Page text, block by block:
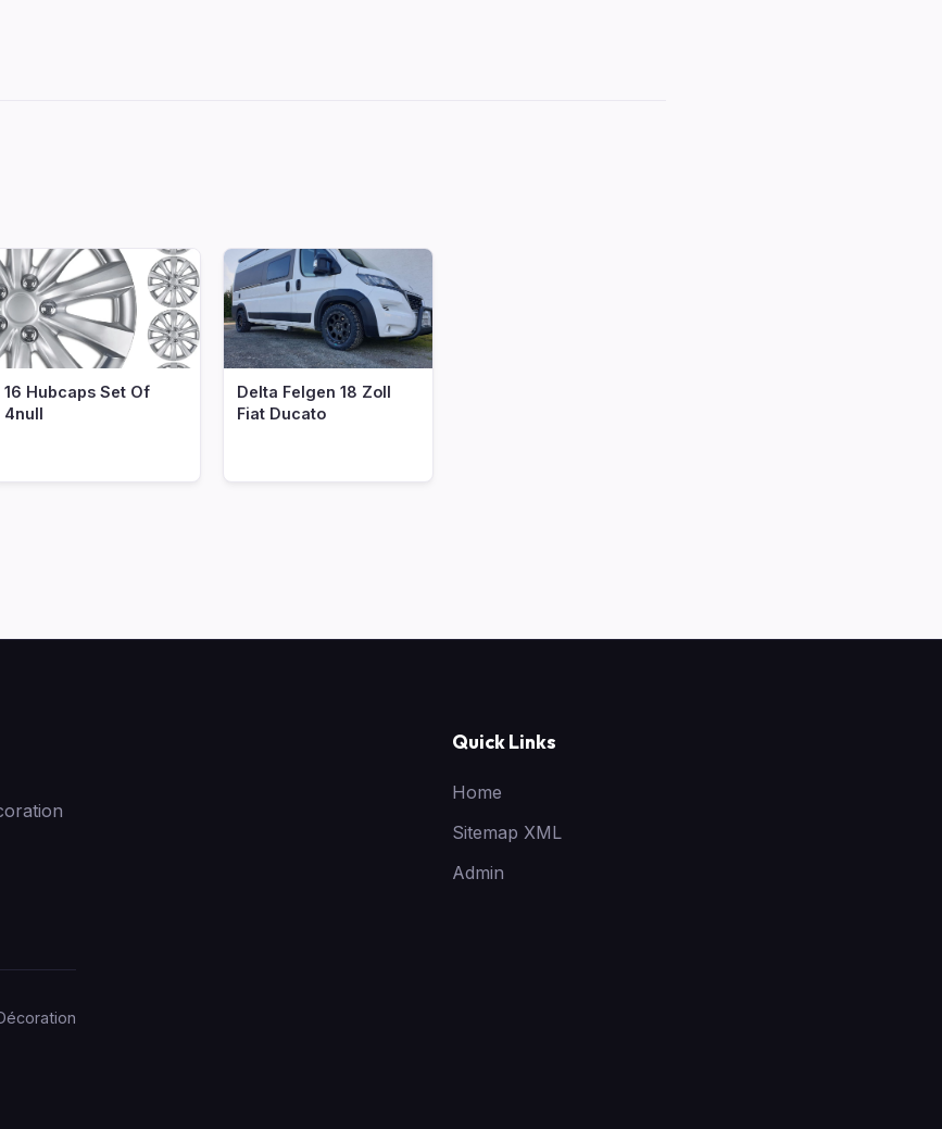
16 Hubcaps Set Of
4null
Delta Felgen 18 Zoll
Fiat Ducato
Quick Links
Home
Sitemap XML
Admin